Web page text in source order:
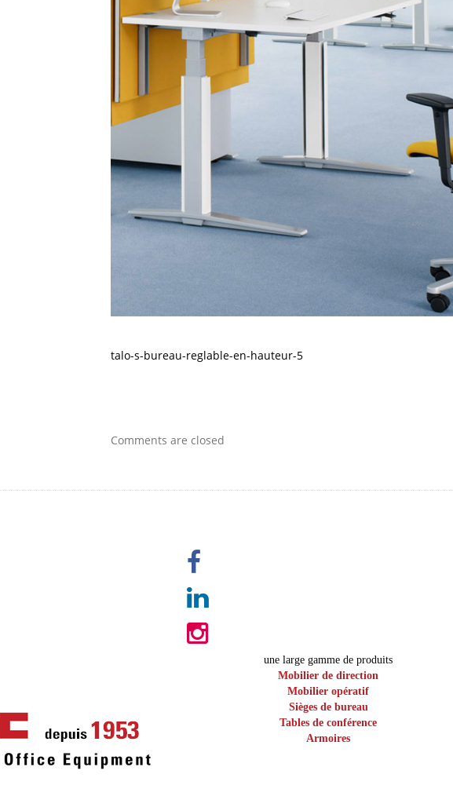
talo-s-bureau-reglable-en-hauteur-5
Comments are closed
une large gamme de produits
Mobilier de direction
Mobilier opératif
Sièges de bureau
Tables de conférence
Armoires